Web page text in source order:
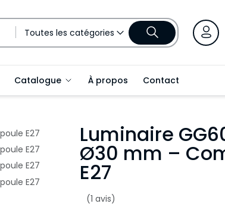
Toutes les catégories
Catalogue À propos Contact
Luminaire
Ø30 mm –
E27
(1 avis)